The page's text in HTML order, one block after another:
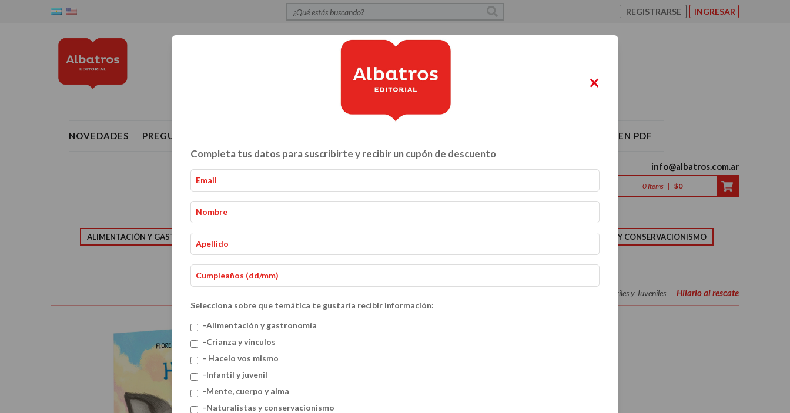
REGISTRARSE INGRESAR
NOVEDADES PREGUNTAS FRECUENTES CATÁLOGO ALBATROS 2026 EN PDF
info@albatros.com.ar
0 Items | $0
ALIMENTACIÓN Y GASTRONOMÍA NATURALEZA Y CONSERVACIONISMO
Infantiles y Juveniles - Hilario al rescate
×
Completa tus datos para suscribirte y recibir un cupón de descuento
Selecciona sobre que temática te gustaría recibir información:
-Alimentación y gastronomía
-Crianza y vínculos
- Hacelo vos mismo
-Infantil y juvenil
-Mente, cuerpo y alma
-Naturalistas y conservacionismo